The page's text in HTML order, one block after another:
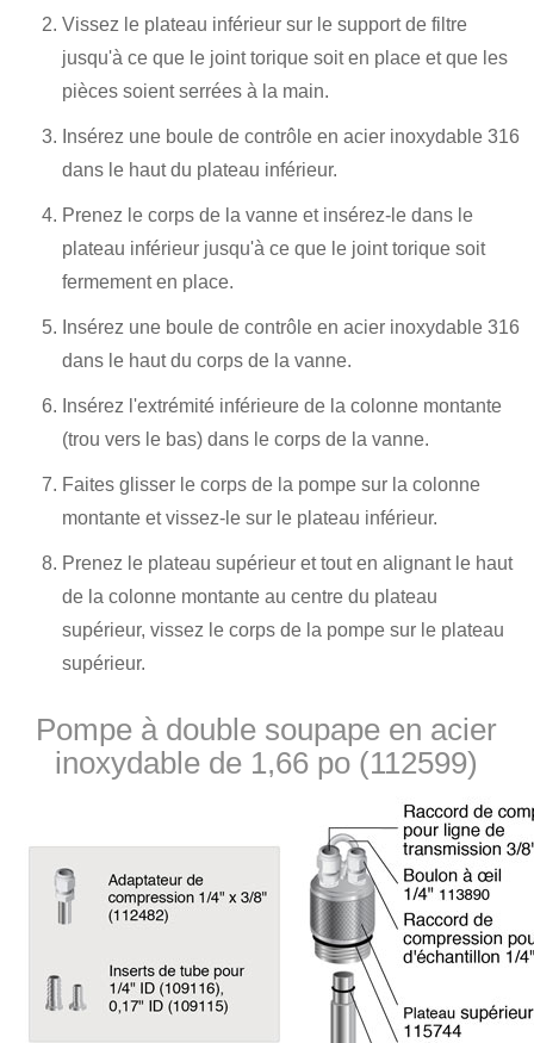
Vissez le plateau inférieur sur le support de filtre
jusqu'à ce que le joint torique soit en place et que les
pièces soient serrées à la main.
Insérez une boule de contrôle en acier inoxydable 316
dans le haut du plateau inférieur.
Prenez le corps de la vanne et insérez-le dans le
plateau inférieur jusqu'à ce que le joint torique soit
fermement en place.
Insérez une boule de contrôle en acier inoxydable 316
dans le haut du corps de la vanne.
Insérez l'extrémité inférieure de la colonne montante
(trou vers le bas) dans le corps de la vanne.
Faites glisser le corps de la pompe sur la colonne
montante et vissez-le sur le plateau inférieur.
Prenez le plateau supérieur et tout en alignant le haut
de la colonne montante au centre du plateau
supérieur, vissez le corps de la pompe sur le plateau
supérieur.
Pompe à double soupape en acier
inoxydable de 1,66 po (112599)